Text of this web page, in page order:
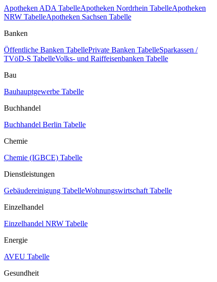
Apotheken ADA TabelleApotheken Nordrhein TabelleApotheken
NRW TabelleApotheken Sachsen Tabelle
Banken
Öffentliche Banken TabellePrivate Banken TabelleSparkassen /
TVöD-S TabelleVolks- und Raiffeisenbanken Tabelle
Bau
Bauhauptgewerbe Tabelle
Buchhandel
Buchhandel Berlin Tabelle
Chemie
Chemie (IGBCE) Tabelle
Dienstleistungen
Gebäudereinigung TabelleWohnungswirtschaft Tabelle
Einzelhandel
Einzelhandel NRW Tabelle
Energie
AVEU Tabelle
Gesundheit